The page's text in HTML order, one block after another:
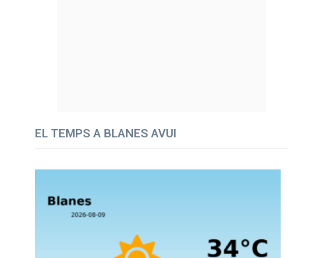
EL TEMPS A BLANES AVUI